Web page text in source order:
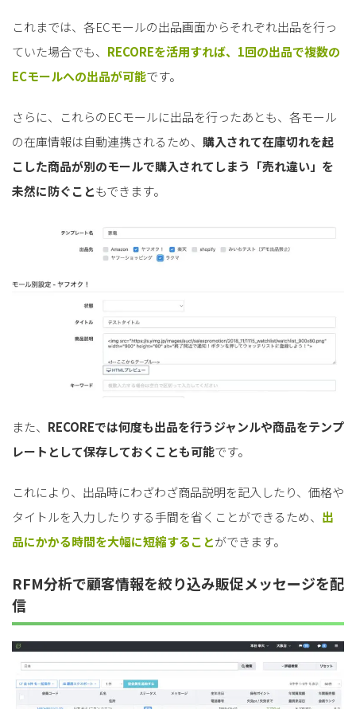
これまでは、各ECモールの出品画面からそれぞれ出品を行っ
ていた場合でも、 RECOREを活用すれば、1回の出品で複数の
ECモールへの出品が可能です。
さらに、これらのECモールに出品を行ったあとも、各モール
の在庫情報は自動連携されるため、 購入されて在庫切れを起
こした商品が別のモールで購入されてしまう「売れ違い」を
未然に防ぐこともできます。
また、 RECOREでは何度も出品を行うジャンルや商品をテンプ
レートとして保存しておくことも可能です。
これにより、出品時にわざわざ商品説明を記入したり、価格や
タイトルを入力したりする手間を省くことができるため、 出
品にかかる時間を大幅に短縮することができます。
RFM分析で顧客情報を絞り込み販促メッセージを配
信